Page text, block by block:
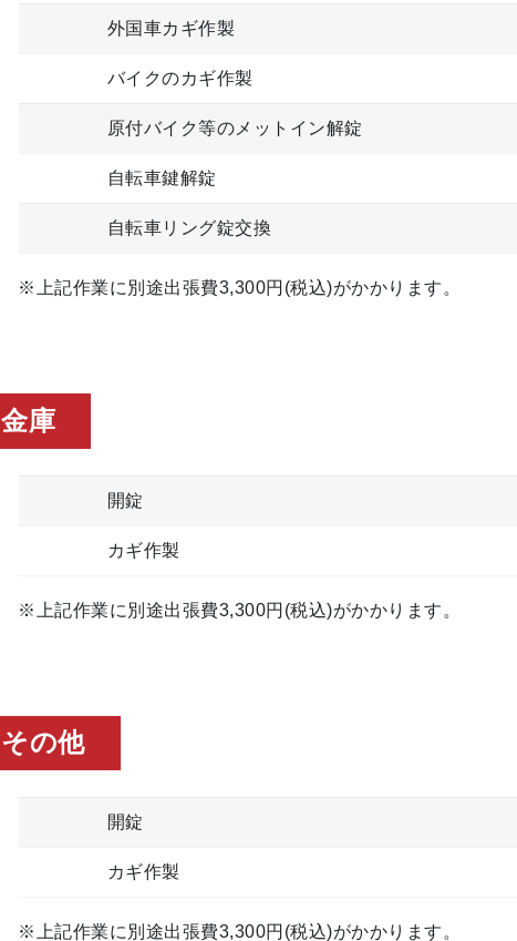
外国車カギ作製
バイクのカギ作製
原付バイク等のメットイン解錠
自転車鍵解錠
自転車リング錠交換
※上記作業に別途出張費3,300円(税込)がかかります。
金庫
開錠
カギ作製
※上記作業に別途出張費3,300円(税込)がかかります。
その他
開錠
カギ作製
※上記作業に別途出張費3,300円(税込)がかかります。